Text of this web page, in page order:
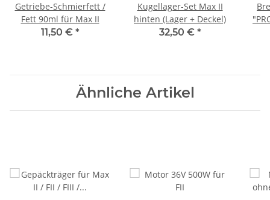
Getriebe-Schmierfett /
Fett 90ml für Max II
11,50 € *
Kugellager-Set Max II
hinten (Lager + Deckel)
32,50 € *
Ähnliche Artikel